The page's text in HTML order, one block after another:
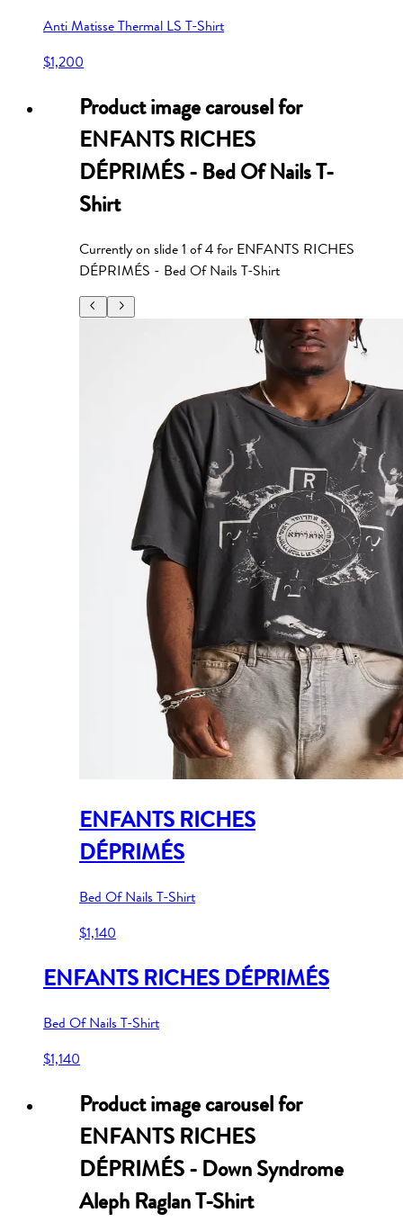
Anti Matisse Thermal LS T-Shirt
$1,200
Product image carousel for
ENFANTS RICHES
DÉPRIMÉS - Bed Of Nails T-
Shirt
Currently on slide1 of4for ENFANTS RICHES
DÉPRIMÉS - Bed Of Nails T-Shirt
ENFANTS RICHES
DÉPRIMÉS
Bed Of Nails T-Shirt
$1,140
ENFANTS RICHES DÉPRIMÉS
Bed Of Nails T-Shirt
$1,140
Product image carousel for
ENFANTS RICHES
DÉPRIMÉS - Down Syndrome
Aleph Raglan T-Shirt